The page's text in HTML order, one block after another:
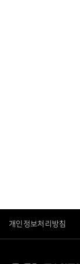
개인정보처리방침